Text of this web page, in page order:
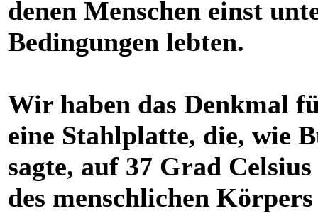
denen Menschen einst
Bedingungen lebten.
Wir haben das Denkmal
eine Stahlplatte, die, wie
sagte, auf 37 Grad
des menschlichen